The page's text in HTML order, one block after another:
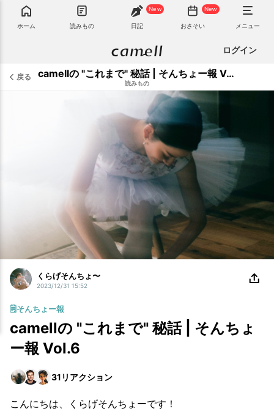
ホーム 読みもの
New
日記
New
おさそい メニュー
ログイン
戻る camellの "これまで" 秘話 | そんちょー報 Vol.6
読みもの
くらげそんちょ〜
2023/12/31 15:52
🗒️そんちょー報
camellの "これまで" 秘話 | そんちょ
ー報 Vol.6
31 リアクション
こんにちは、くらげそんちょーです！